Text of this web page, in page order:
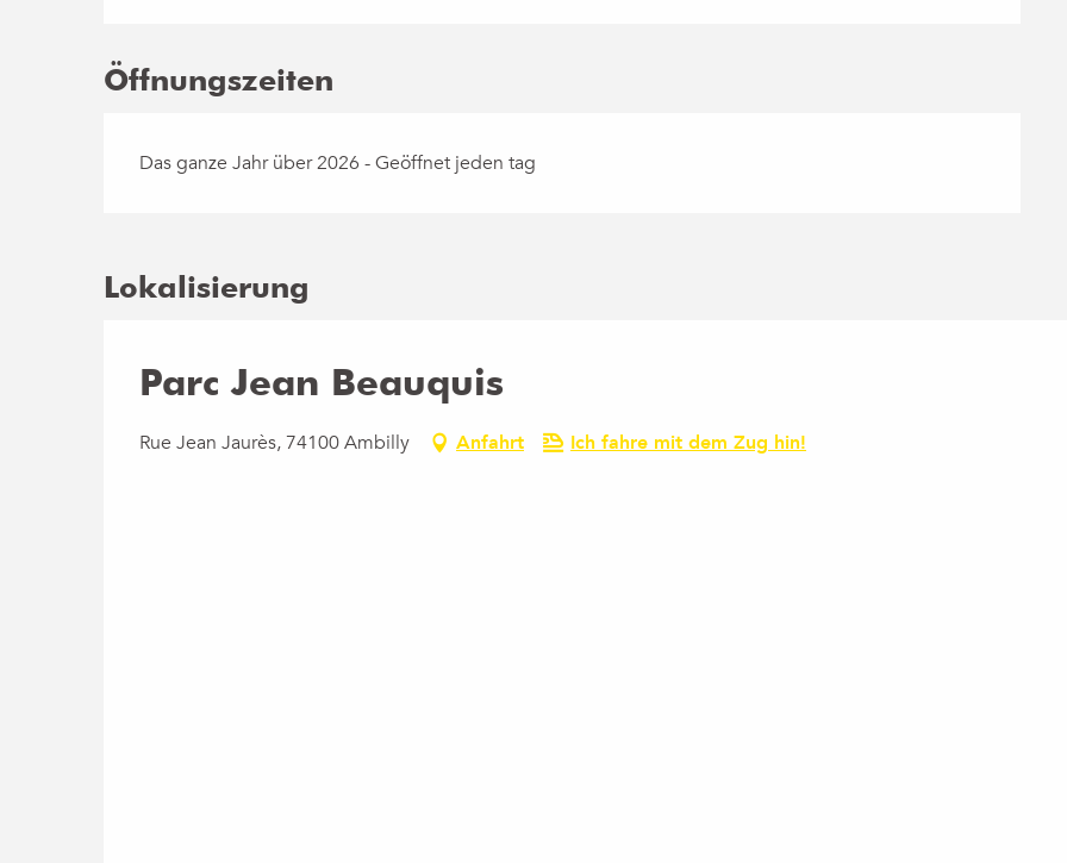
Öffnungszeiten
Das ganze Jahr über 2026 - Geöffnet jeden tag
Lokalisierung
Parc Jean Beauquis
Rue Jean Jaurès, 74100 Ambilly Anfahrt Ich fahre mit dem Zug hin!